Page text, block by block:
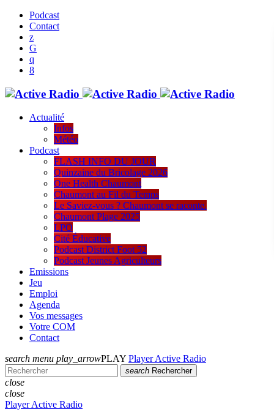
Podcast
Contact
Actualité
Infos
Météo
Podcast
FLASH INFO DU JOUR
Quinzaine du Bricolage 2026
One Health Chaumont
Chaumont au Fil du Temps
Le Saviez-vous ? Chaumont se raconte.
Chaumont Plage 2025
LPO
Cité Éducative
Podcast District Foot 52
Podcast Jeunes Agriculteurs
Emissions
Jeu
Emploi
Agenda
Vos messages
Votre COM
Contact
search menu play_arrowPLAY Player Active Radio
search Rechercher
close
close
Player Active Radio